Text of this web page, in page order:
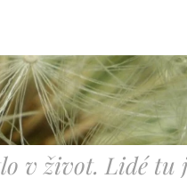
v život. Lidé